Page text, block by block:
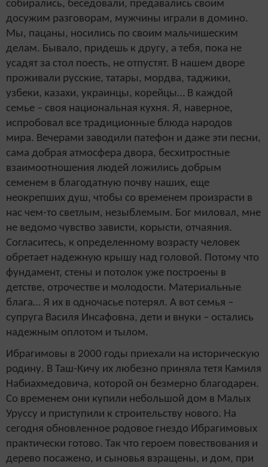
собирались, беседовали, предавались своим
досужим разговорам, мужчины играли в домино.
Мы, пацаны, носились по своим мальчишеским
делам. Бывало, придешь к другу, а тебя, пока не
усадят за стол поесть, не отпустят. В нашем дворе
проживали русские, татары, мордва, таджики,
узбеки, казахи, украинцы, корейцы… В каждой
семье – своя национальная кухня. Я, наверное,
испробовал все традиционные блюда народов
мира. Вечерами заводили патефон и даже эти песни,
сама добрая атмосфера двора, бесхитростные
взаимоотношения людей ложились добрым
семенем в благодатную почву наших, еще
неокрепших душ, чтобы со временем произрасти в
нас чем-то светлым, незыблемым. Бог миловал, мне
не ведомо чувство зависти, корысти, отчаяния.
Согласитесь, к определенному возрасту человек
обретает надежную крышу над головой. Потому что
фундамент, стены и потолок уже построены в
детстве, отрочестве и молодости. Материальные
блага… Я их в одночасье потерял. А вот семья –
супруга Василя Инсафовна, дети и внуки – остались
надежным оплотом и тылом.
Ибрагимовы в 2000 годы приехали на историческую
родину. В Таш-Кичу их любезно приняла тетя Камиля
Набиахмедовича, которой он безмерно благодарен.
Со временем они купили небольшой дом в Малых
Уруссу и приступили к строительству нового. На
сегодня обновленное родовое гнездо Ибрагимовых
практически готово. Так что героем повествования и
дерево посажено, и сыновья взращены, и дом, при